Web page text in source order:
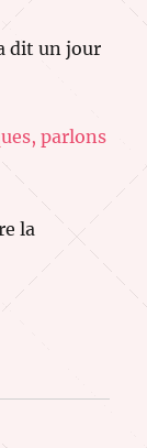
dit un jour
parlons
la